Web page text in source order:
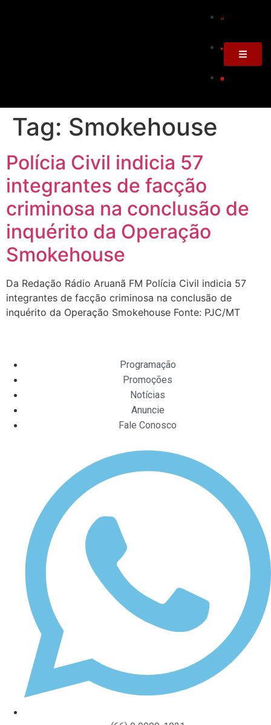
Tag: Smokehouse
Polícia Civil indicia 57
integrantes de facção
criminosa na conclusão de
inquérito da Operação
Smokehouse
Da Redação Rádio Aruanã FM Polícia Civil indicia 57
integrantes de facção criminosa na conclusão de
inquérito da Operação Smokehouse Fonte: PJC/MT
Programação
Promoções
Notícias
Anuncie
Fale Conosco